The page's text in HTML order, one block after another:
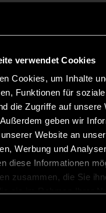
verwendet Cookies
Cookies, um Inhalte
Funktionen für
die Zugriffe auf unsere
geben wir
Website an
Werbung und
diese Informationen
zusammen, die Sie